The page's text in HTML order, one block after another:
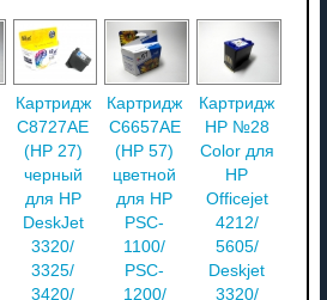
Картридж
C8727AE
(HP 27)
черный
для HP
DeskJet
3320/
3325/
3420/
Картридж
C6657AE
(HP 57)
цветной
для HP
PSC-
1100/
PSC-
1200/
Картридж
HP №28
Color для
HP
Officejet
4212/
5605/
Deskjet
3320/